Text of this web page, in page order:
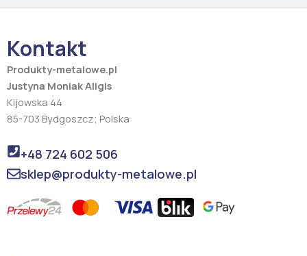
b
k
a
a
m
Kontakt
Produkty-metalowe.pl
Justyna Moniak Aligis
Kijowska 44
85-703 Bydgoszcz; Polska
+48 724 602 506
sklep@produkty-metalowe.pl